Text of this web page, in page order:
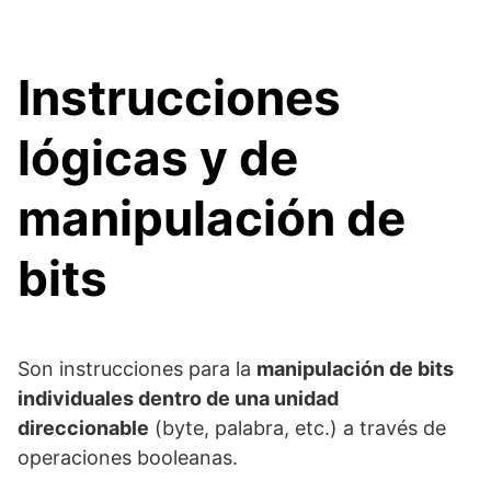
Instrucciones
lógicas y de
manipulación de
bits
Son instrucciones para la manipulación de bits
individuales dentro de una unidad
direccionable (byte, palabra, etc.) a través de
operaciones booleanas.